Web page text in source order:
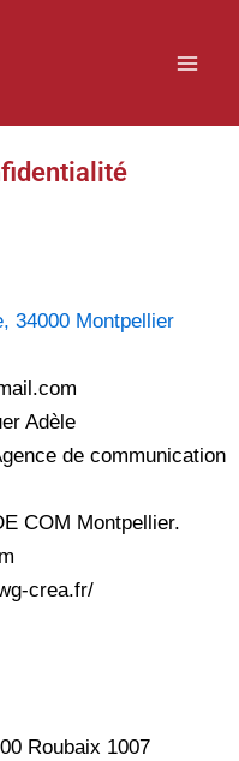
34000 Montpellier
Adèle
de communication
COM Montpellier.
crea.fr/
Roubaix 1007